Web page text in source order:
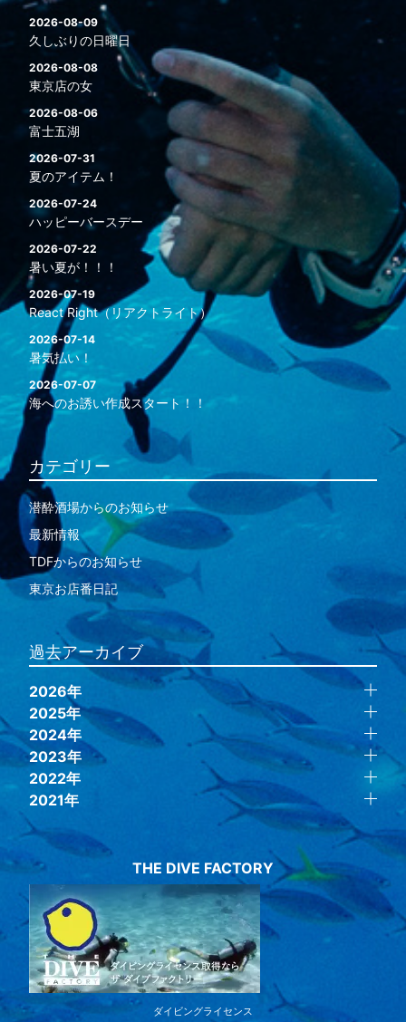
2026-08-09
久しぶりの日曜日
2026-08-08
東京店の女
2026-08-06
富士五湖
2026-07-31
夏のアイテム！
2026-07-24
ハッピーバースデー
2026-07-22
暑い夏が！！！
2026-07-19
React Right（リアクトライト）
2026-07-14
暑気払い！
2026-07-07
海へのお誘い作成スタート！！
カテゴリー
潜酔酒場からのお知らせ
最新情報
TDFからのお知らせ
東京お店番日記
過去アーカイブ
2026年
2025年
2024年
2023年
2022年
2021年
THE DIVE FACTORY
ダイビングライセンス